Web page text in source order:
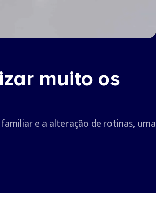
muito os
e a alteração de rotinas, uma